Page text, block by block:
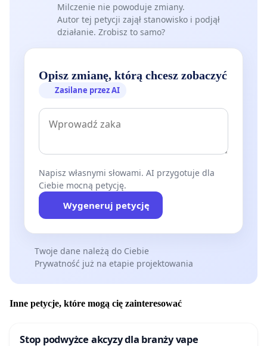
Milczenie nie powoduje zmiany.
Autor tej petycji zajął stanowisko i podjął
działanie. Zrobisz to samo?
Opisz zmianę, którą chcesz zobaczyć
Zasilane przez AI
Napisz własnymi słowami. AI przygotuje dla
Ciebie mocną petycję.
Wygeneruj petycję
Twoje dane należą do Ciebie
Prywatność już na etapie projektowania
Inne petycje, które mogą cię zainteresować
Stop podwyżce akcyzy dla branży vape